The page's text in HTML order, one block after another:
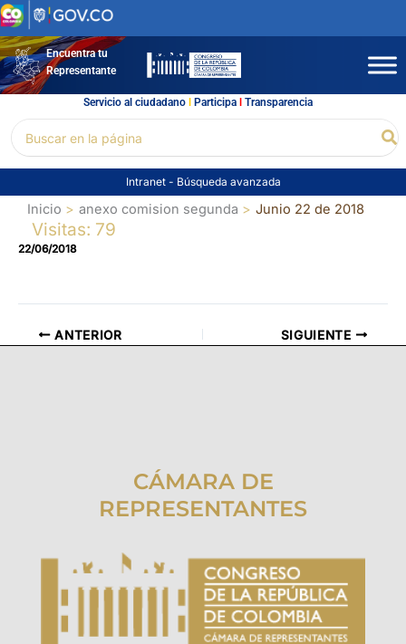
Ir
al
contenidoEncuentra tu
Representante
Servicio al ciudadano l Participal Transparencia
por:
Intranet - Búsqueda avanzada
Inicio anexo comision segunda Junio 22 de 2018
Visitas: 79
22/06/2018
ANTERIOR SIGUIENTE
CÁMARA DE
REPRESENTANTES